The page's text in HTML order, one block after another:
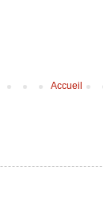
Accueil